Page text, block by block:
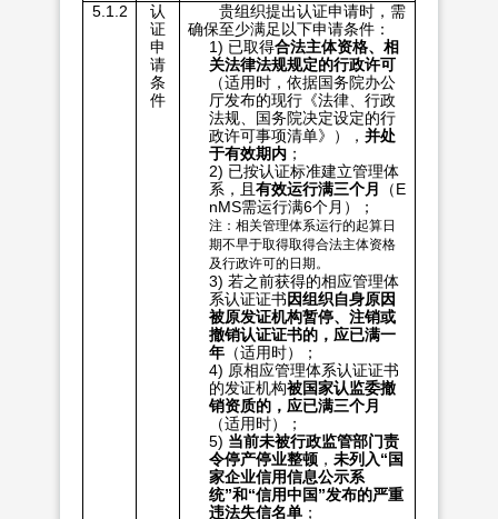
5.1.2
认
证
申
请
条
件
贵组织提出认证申请时，需
确保至少满足以下申请条件：
1) 已取得合法主体资格、相
关法律法规规定的行政许可
（适用时，依据国务院办公
厅发布的现行《法律、行政
法规、国务院决定设定的行
政许可事项清单》）， 并处
于有效期内 ；
2) 已按认证标准建立管理体
系，且 有效运行满三个月
（E
nMS需运行满6个月）；
注：相关管理体系运行的起算日
期不早于取得取得合法主体资格
及行政许可的日期。
3) 若之前获得的相应管理体
系认证证书因组织自身原因
被原发证机构暂停、注销或
撤销认证证书的，应已满一
年 （适用时）；
4) 原相应管理体系认证证书
的发证机构被国家认监委撤
销资质的，应已满三个月
（适用时）；
5) 当前未被行政监管部门责
令停产停业整顿 ， 未列入“国
家企业信用信息公示系
统”和“信用中国”发布的严重
违法失信名单 ；